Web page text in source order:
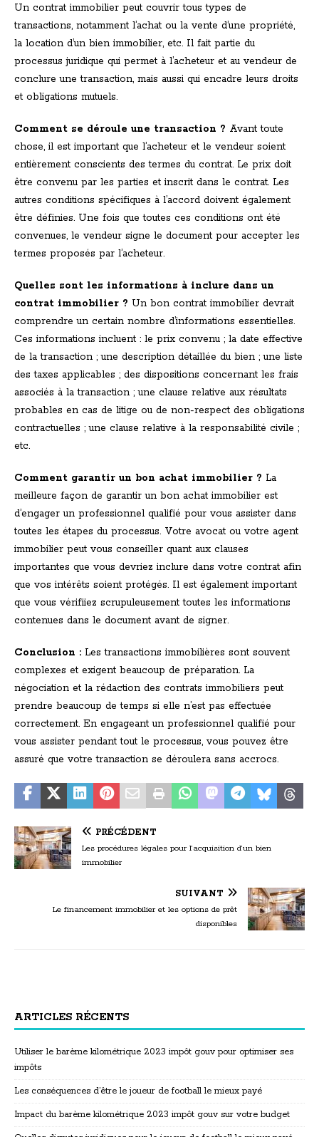
Un contrat immobilier peut couvrir tous types de
transactions, notamment l’achat ou la vente d’une propriété,
la location d’un bien immobilier, etc. Il fait partie du
processus juridique qui permet à l’acheteur et au vendeur de
conclure une transaction, mais aussi qui encadre leurs droits
et obligations mutuels.
Comment se déroule une transaction ? Avant toute
chose, il est important que l’acheteur et le vendeur soient
entièrement conscients des termes du contrat. Le prix doit
être convenu par les parties et inscrit dans le contrat. Les
autres conditions spécifiques à l’accord doivent également
être définies. Une fois que toutes ces conditions ont été
convenues, le vendeur signe le document pour accepter les
termes proposés par l’acheteur.
Quelles sont les informations à inclure dans un
contrat immobilier ? Un bon contrat immobilier devrait
comprendre un certain nombre d’informations essentielles.
Ces informations incluent : le prix convenu ; la date effective
de la transaction ; une description détaillée du bien ; une liste
des taxes applicables ; des dispositions concernant les frais
associés à la transaction ; une clause relative aux résultats
probables en cas de litige ou de non-respect des obligations
contractuelles ; une clause relative à la responsabilité civile ;
etc.
Comment garantir un bon achat immobilier ? La
meilleure façon de garantir un bon achat immobilier est
d’engager un professionnel qualifié pour vous assister dans
toutes les étapes du processus. Votre avocat ou votre agent
immobilier peut vous conseiller quant aux clauses
importantes que vous devriez inclure dans votre contrat afin
que vos intérêts soient protégés. Il est également important
que vous vérifiiez scrupuleusement toutes les informations
contenues dans le document avant de signer.
Conclusion : Les transactions immobilières sont souvent
complexes et exigent beaucoup de préparation. La
négociation et la rédaction des contrats immobiliers peut
prendre beaucoup de temps si elle n’est pas effectuée
correctement. En engageant un professionnel qualifié pour
vous assister pendant tout le processus, vous pouvez être
assuré que votre transaction se déroulera sans accrocs.
PRÉCÉDENT
Les procédures légales pour l’acquisition d’un bien
immobilier
SUIVANT
Le financement immobilier et les options de prêt
disponibles
ARTICLES RÉCENTS
Utiliser le barème kilométrique 2023 impôt gouv pour optimiser ses
impôts
Les conséquences d’être le joueur de football le mieux payé
Impact du barème kilométrique 2023 impôt gouv sur votre budget